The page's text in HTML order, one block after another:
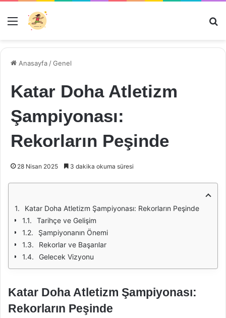
Menü
Anasayfa /Genel
Katar Doha Atletizm
Şampiyonası:
Rekorların Peşinde
28 Nisan 2025 3 dakika okuma süresi
Katar Doha Atletizm Şampiyonası: Rekorların Peşinde
Tarihçe ve Gelişim
Şampiyonanın Önemi
Rekorlar ve Başarılar
Gelecek Vizyonu
Katar Doha Atletizm Şampiyonası:
Rekorların Peşinde